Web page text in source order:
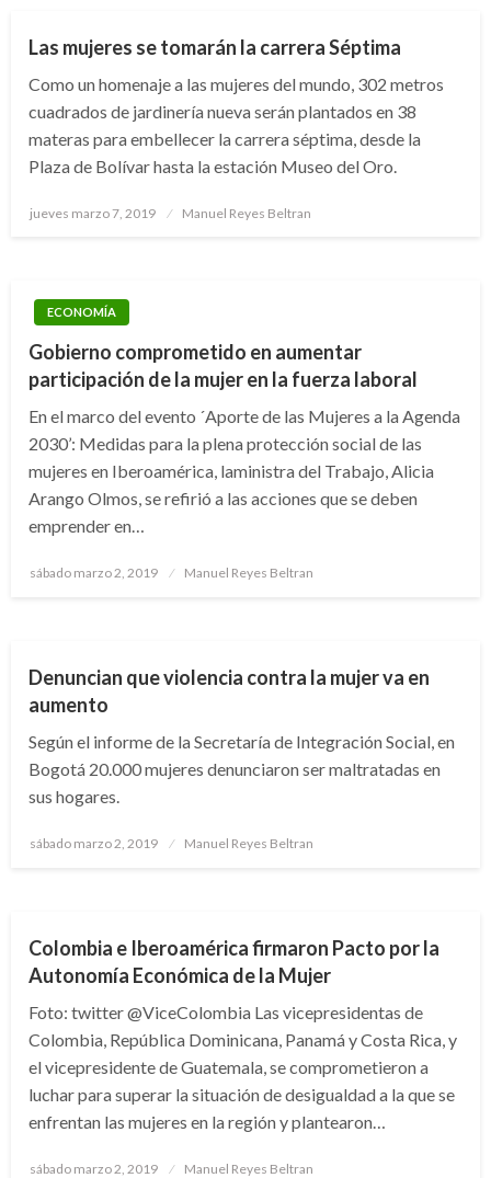
Las mujeres se tomarán la carrera Séptima
Como un homenaje a las mujeres del mundo, 302 metros
cuadrados de jardinería nueva serán plantados en 38
materas para embellecer la carrera séptima, desde la
Plaza de Bolívar hasta la estación Museo del Oro.
Publicado
jueves marzo 7, 2019 Manuel Reyes Beltran
ECONOMÍA
Gobierno comprometido en aumentar
participación de la mujer en la fuerza laboral
En el marco del evento ´Aporte de las Mujeres a la Agenda
2030’: Medidas para la plena protección social de las
mujeres en Iberoamérica, laministra del Trabajo, Alicia
Arango Olmos, se refirió a las acciones que se deben
emprender en…
Publicado
sábado marzo 2, 2019 Manuel Reyes Beltran
Denuncian que violencia contra la mujer va en
aumento
Según el informe de la Secretaría de Integración Social, en
Bogotá 20.000 mujeres denunciaron ser maltratadas en
sus hogares.
Publicado
sábado marzo 2, 2019 Manuel Reyes Beltran
Colombia e Iberoamérica firmaron Pacto por la
Autonomía Económica de la Mujer
Foto: twitter @ViceColombia Las vicepresidentas de
Colombia, República Dominicana, Panamá y Costa Rica, y
el vicepresidente de Guatemala, se comprometieron a
luchar para superar la situación de desigualdad a la que se
enfrentan las mujeres en la región y plantearon…
Publicado
sábado marzo 2, 2019 Manuel Reyes Beltran